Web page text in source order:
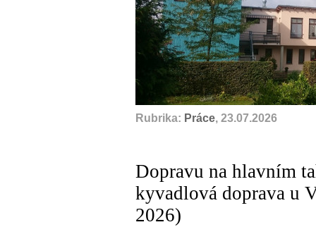
Rubrika: Práce, 23.07.2026
Dopravu na hlavním
kyvadlová doprava u
2026)